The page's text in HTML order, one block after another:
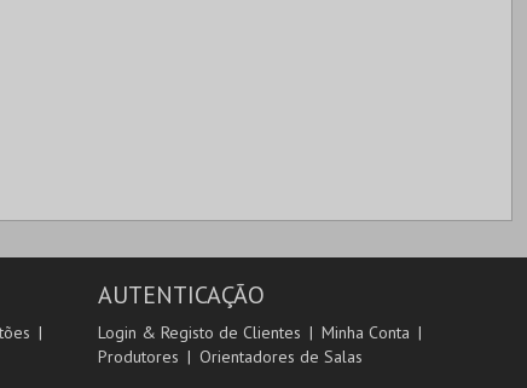
AUTENTICAÇÃO
Login & Registo de Clientes
Minha Conta
Produtores
Orientadores de Salas